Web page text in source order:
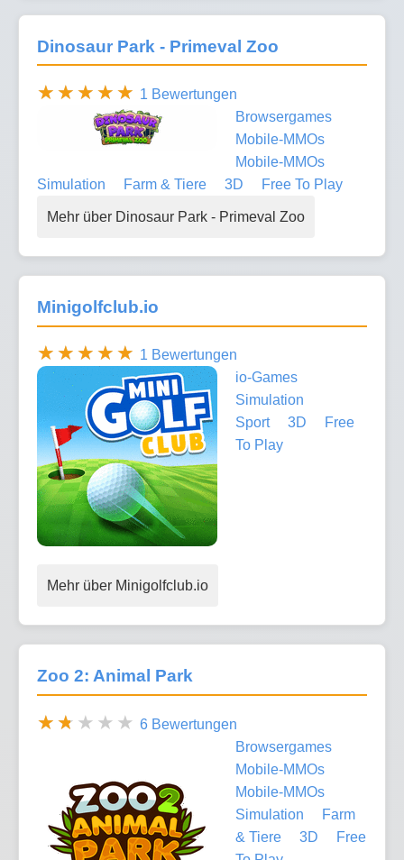
Dinosaur Park - Primeval Zoo
1 Bewertungen
Browsergames
Mobile-MMOs
Mobile-MMOs
Simulation
Farm & Tiere 3D Free To Play
Mehr über Dinosaur Park - Primeval Zoo
Minigolfclub.io
1 Bewertungen
io-Games
Simulation
Sport
3D
Free
To Play
Mehr über Minigolfclub.io
Zoo 2: Animal Park
6 Bewertungen
Browsergames
Mobile-MMOs
Mobile-MMOs
Simulation
Farm
& Tiere
3D
Free